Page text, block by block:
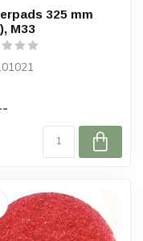
325 mm
M33